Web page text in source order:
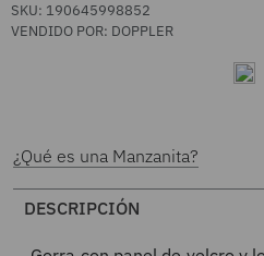
SKU: 190645998852
VENDIDO POR: DOPPLER
¿Qué es una Manzanita?
DESCRIPCIÓN